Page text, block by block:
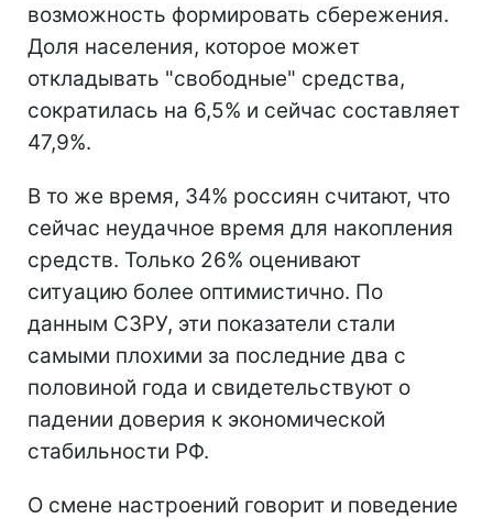
возможность формировать сбережения.
Доля населения, которое может
откладывать "свободные" средства,
сократилась на 6,5% и сейчас составляет
47,9%.
В то же время, 34% россиян считают, что
сейчас неудачное время для накопления
средств. Только 26% оценивают
ситуацию более оптимистично. По
данным СЗРУ, эти показатели стали
самыми плохими за последние два с
половиной года и свидетельствуют о
падении доверия к экономической
стабильности РФ.
О смене настроений говорит и поведение